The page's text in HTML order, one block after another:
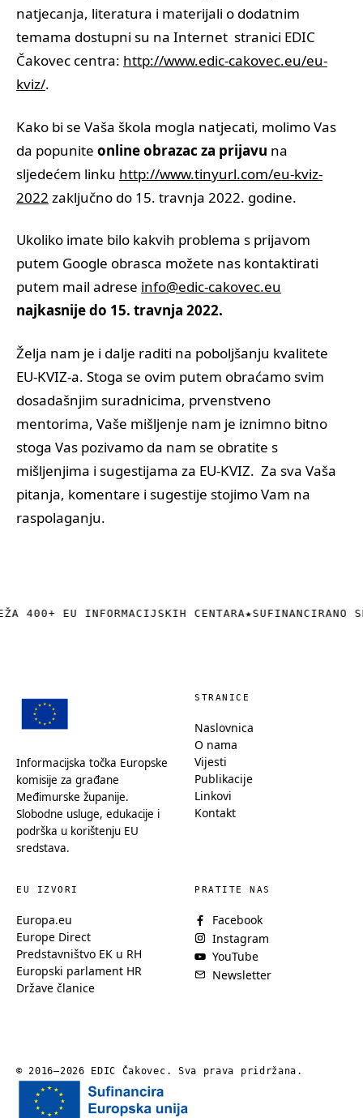
natjecanja, literatura i materijali o dodatnim
temama dostupni su na Internet stranici EDIC
Čakovec centra: http://www.edic-cakovec.eu/eu-
kviz/.
Kako bi se Vaša škola mogla natjecati, molimo Vas
da popunite online obrazac za prijavu na
sljedećem linku http://www.tinyurl.com/eu-kviz-
2022 zaključno do 15. travnja 2022. godine.
Ukoliko imate bilo kakvih problema s prijavom
putem Google obrasca možete nas kontaktirati
putem mail adrese info@edic-cakovec.eu
najkasnije do 15. travnja 2022.
Želja nam je i dalje raditi na poboljšanju kvalitete
EU-KVIZ-a. Stoga se ovim putem obraćamo svim
dosadašnjim suradnicima, prvenstveno
mentorima, Vaše mišljenje nam je iznimno bitno
stoga Vas pozivamo da nam se obratite s
mišljenjima i sugestijama za EU-KVIZ. Za sva Vaša
pitanja, komentare i sugestije stojimo Vam na
raspolaganju.
400+ EU INFORMACIJSKIH CENTARA★SUFINANCIRANO
Informacijska točka Europske
komisije za građane
Međimurske županije.
Slobodne usluge, edukacije i
podrška u korištenju EU
sredstava.
STRANICE
Naslovnica
O nama
Vijesti
Publikacije
Linkovi
Kontakt
EU IZVORI
Europa.eu
Europe Direct
Predstavništvo EK u RH
Europski parlament HR
Države članice
PRATITE NAS
Facebook
Instagram
YouTube
Newsletter
© 2016—2026 EDIC Čakovec. Sva prava pridržana.